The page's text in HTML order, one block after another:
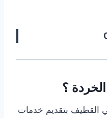
؟
القطيف بتقديم خدمات